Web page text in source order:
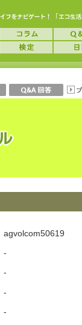
agvolcom50619
-
-
-
-